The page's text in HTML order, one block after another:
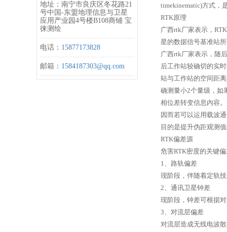
地址：南宁市良庆区冬花路21
号中国-东盟地理信息与卫星
应用产业园4号楼B108商铺 宝
徕测绘
电话： 15877173828
邮箱： 1584187303@qq.com
timekinematic)方式，
RTK原理
广西rtk厂家表示，
星的数据信号基准站
广西rtk厂家表示，随
后工作站较确切的实
站与工作站的空间距
确测量小2个量级，如
相位差转变信息内容。
因而若可以运用载波
目的是提升伪距观测值
RTK偏差源
危害RTK密度的关键
1、路轨偏差
现阶段，伴随着定轨
2、通讯卫星钟差
现阶段，钟差可根据
3、对流层偏差
对流层造成无线电波